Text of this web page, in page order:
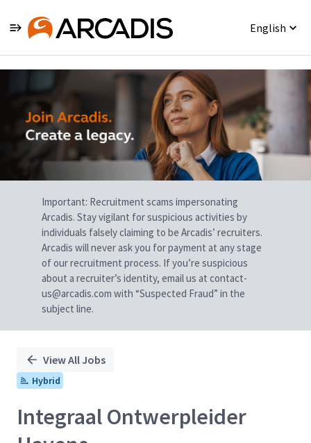
English
Single
Position
Important: Recruitment scams impersonating
Arcadis. Stay vigilant for suspicious activities by
individuals falsely claiming to be Arcadis’ recruiters.
Arcadis will never ask you for payment at any stage
of our recruitment process. If you’re suspicious
about a recruiter’s identity, email us at contact-
us@arcadis.com with “Suspected Fraud” in the
subject line.
View All Jobs
Hybrid
Integraal Ontwerpleider